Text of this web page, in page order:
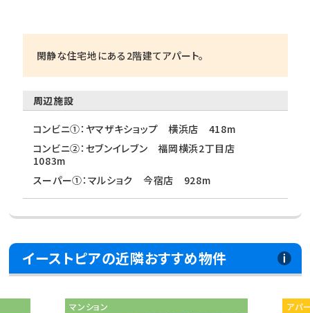
閑静な住宅地にある2階建てアパート。
周辺施設
コンビニ①：ヤマザキショップ 横浜店 418m
コンビニ②：セブンイレブン 福岡横浜2丁目店
1083m
スーパー①：マルショク 今宿店 928m
イーストピアの近隣おすすめ物件
マンション アパ